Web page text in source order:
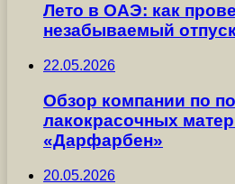
Лето в ОАЭ: как
незабываемый
22.05.2026
Обзор компании по
лакокрасочных
«Дарфарбен»
20.05.2026